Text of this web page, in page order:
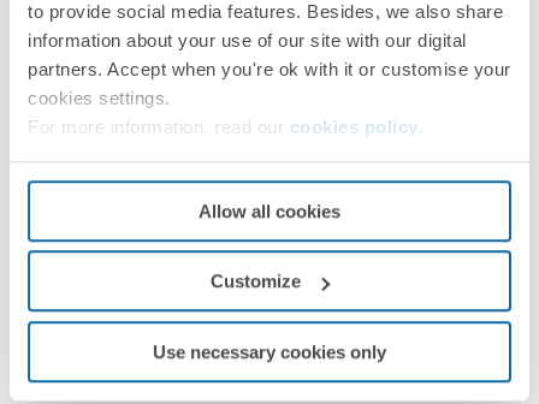
to provide social media features. Besides, we also share
information about your use of our site with our digital
partners. Accept when you're ok with it or customise your
cookies settings.
For more information, read our cookies policy
Allow all cookies
Customize
Use necessary cookies only
8201432-098
Base de enchufe schuko 16A 250~ con doble cargador USB A+A
2,1A 10,5W con tapa negro mate Simon 82
Simon 82 Concept